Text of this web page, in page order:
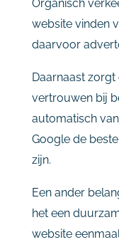
Organisch
website vinden
daarvoor
Daarnaast zorgt
vertrouwen bij
automatisch
Google de beste
zijn.
Een ander
het een
website eenmaal